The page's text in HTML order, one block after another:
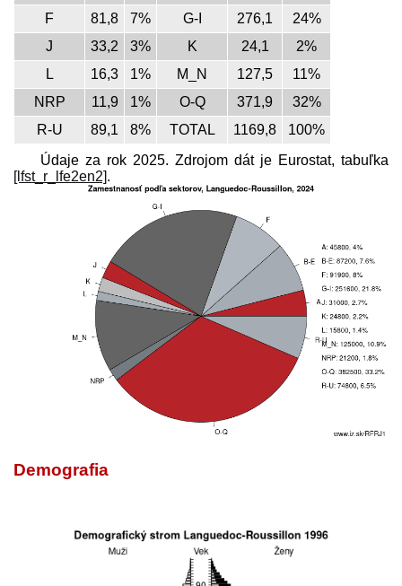
F
81,8 7% G-I 276,1
24%
J
33,2 3% K 24,1
2%
L
16,3 1% M_N 127,5
11%
NRP
11,9 1% O-Q 371,9
32%
R-U
89,1 8% TOTAL 1169,8
100%
Údaje za rok 2025. Zdrojom dát je Eurostat, tabuľka
[lfst_r_lfe2en2].
Demografia